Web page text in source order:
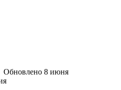
Обновлено 8 июня